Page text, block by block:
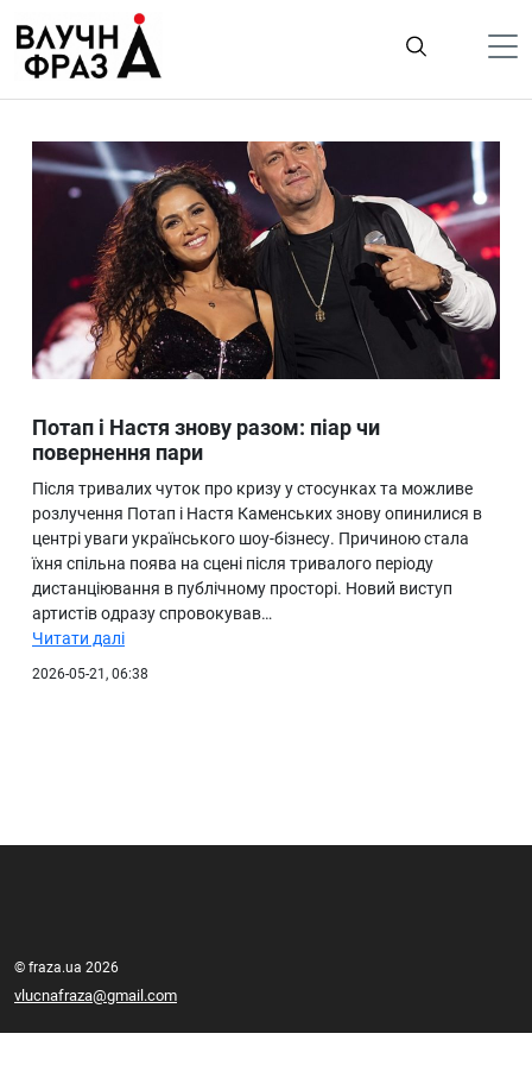
содержимому
Гроші
Життя
Лайфстайл
ТехноНаука
Людина
Ukraine
Про нас
Потап і Настя знову разом: піар чи
повернення пари
Після тривалих чуток про кризу у стосунках та можливе
розлучення Потап і Настя Каменських знову опинилися в
центрі уваги українського шоу-бізнесу. Причиною стала
їхня спільна поява на сцені після тривалого періоду
дистанціювання в публічному просторі. Новий виступ
артистів одразу спровокував…
Читати далі
2026-05-21, 06:38
© fraza.ua 2026
vlucnafraza@gmail.com